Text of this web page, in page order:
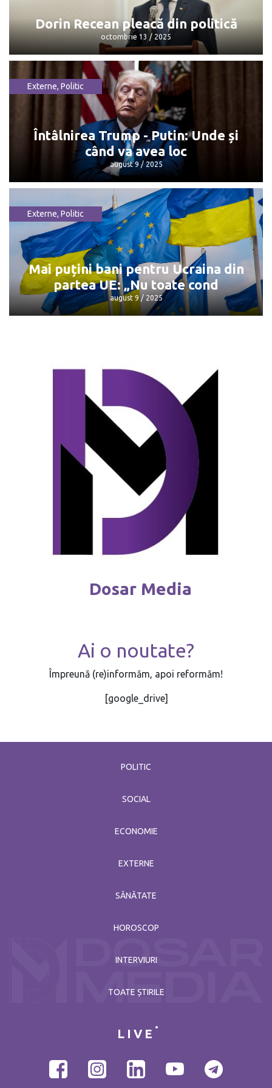
octombrie 13 / 2025
Dorin Recean pleacă din politică
octombrie 13 / 2025
Dorin Recean pleacă din politică
octombrie 13 / 2025
Externe, Politic
Întâlnirea Trump - Putin: Unde și
când va avea loc
august 9 / 2025
Întâlnirea Trump - Putin: Unde și când
va avea loc
august 9 / 2025
Externe, Politic
Mai puțini bani pentru Ucraina din
partea UE: „Nu toate cond
august 9 / 2025
Mai puțini bani pentru Ucraina din
partea UE: „Nu toate cond
Dosar Media
Ai o noutate?
Împreună (re)informăm, apoi reformăm!
[google_drive]
POLITIC
SOCIAL
ECONOMIE
EXTERNE
SĂNĂTATE
HOROSCOP
INTERVIURI
TOATE ȘTIRILE
LIVE